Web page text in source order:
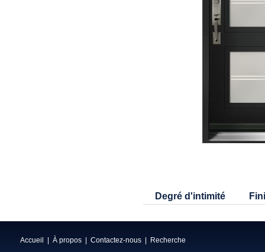
Degré d'intimité
Accueil À propos Contactez-nous Recherche